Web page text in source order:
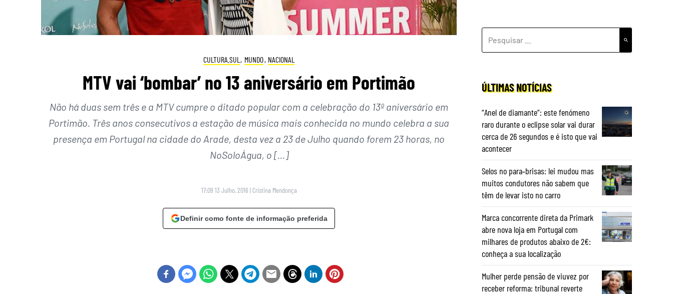
CULTURA.SUL , MUNDO, NACIONAL
MTV vai ‘bombar’ no 13 aniversário em Portimão
Não há duas sem três e a MTV cumpre o ditado popular com a celebração do 13º aniversário em
Portimão. Três anos consecutivos a estação de música mais conhecida no mundo celebra a sua
presença em Portugal na cidade do Arade, desta vez a 23 de Julho quando forem 23 horas, no
NoSoloÁgua, o […]
17:09 13 Julho, 2016 | Cristina Mendonça
Definir como fonte de informação preferida
POR:
ÚLTIMAS NOTÍCIAS
“Anel de diamante”: este fenómeno
raro durante o eclipse solar vai durar
cerca de 26 segundos e é isto que vai
acontecer
Selos no para‑brisas: lei mudou mas
muitos condutores não sabem que
têm de levar isto no carro
Marca concorrente direta da Primark
abre nova loja em Portugal com
milhares de produtos abaixo de 2€:
conheça a sua localização
Mulher perde pensão de viuvez por
receber reforma: tribunal reverte